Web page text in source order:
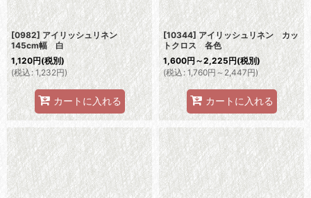
[0982] アイリッシュリネン
145cm幅 白
1,120円(税別)
(税込: 1,232円)
カートに入れる
[10344] アイリッシュリネン カッ
トクロス 各色
1,600円～2,225円(税別)
(税込: 1,760円～2,447円)
カートに入れる